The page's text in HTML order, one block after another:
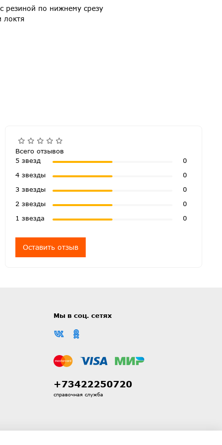
резиной по нижнему срезу
локтя
Всего отзывов
5 звезд
0
4 звезды
0
3 звезды
0
2 звезды
0
1 звезда
0
Оставить отзыв
Мы в соц. сетях
+73422250720
справочная служба